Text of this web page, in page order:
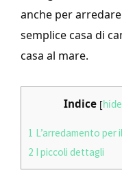
anche per
semplice casa di
casa al mare.
Indice [hide
1 L’arredamento per
2 I piccoli dettagli